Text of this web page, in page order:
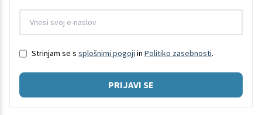
Strinjam se s splošnimi pogoji in Politiko zasebnosti.
PRIJAVI SE